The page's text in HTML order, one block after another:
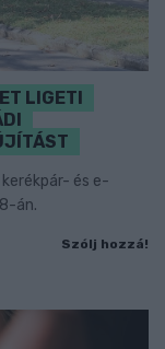
LIGETI
és e-
án.
Szólj hozzá!